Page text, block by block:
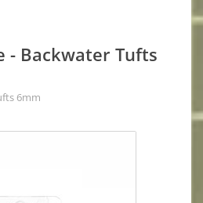
- Backwater Tufts
6mm